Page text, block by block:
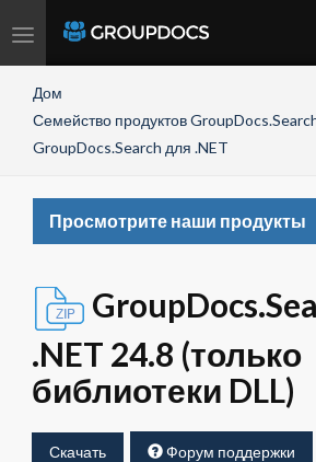
Toggle
Дом
Семейство продуктов
GroupDocs.Search для .NET
Просмотрите наши продукты
.NET 24.8 (только
библиотеки DLL)
Скачать Форум поддержки